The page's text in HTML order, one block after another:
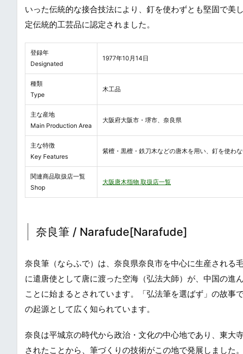
いった伝統的な接合技法により、釘を使わずとも堅固で
定伝統的工芸品に認定されました。
登録年
Designated
1977年10月14日
種類
Type
木工品
主な産地
Main Production Area
大阪府大阪市・堺市、奈良県
主な特徴
Key Features
紫檀・黒檀・鉄刀木などの唐木を用い、釘を使わ
関連商品取扱店一覧
Shop
大阪唐木指物 取扱店一覧
奈良筆 / Narafude[Narafude]
奈良筆（ならふで）は、奈良県奈良市を中心に生産される
に遣唐使として唐に渡った空海（弘法大師）が、中国の進
ことに始まるとされています。「弘法筆を選ばず」の故
の起源として広く知られています。
奈良は平城京の時代から政治・文化の中心地であり、東大
されたことから、筆づくりの技術がこの地で発展しまし